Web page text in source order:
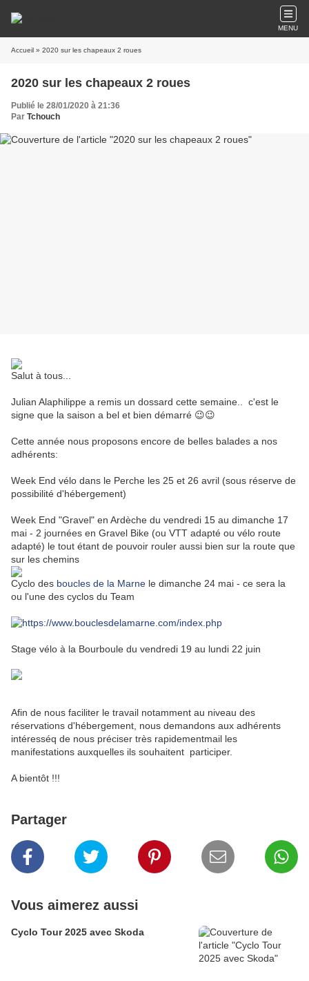
MENU
Accueil » 2020 sur les chapeaux 2 roues
2020 sur les chapeaux 2 roues
Publié le 28/01/2020 à 21:36
Par Tchouch
Salut à tous...
Julian Alaphilippe a remis un dossard cette semaine.. c'est le
signe que la saison a bel et bien démarré 😉😉
Cette année nous proposons encore de belles balades a nos
adhérents:
Week End vélo dans le Perche les 25 et 26 avril (sous réserve de
possibilité d'hébergement)
Week End "Gravel" en Ardèche du vendredi 15 au dimanche 17
mai - 2 journées en Gravel Bike (ou VTT adapté ou vélo route
adapté) le tout étant de pouvoir rouler aussi bien sur la route que
sur les chemins
Cyclo des boucles de la Marne le dimanche 24 mai - ce sera la
ou l'une des cyclos du Team
Stage vélo à la Bourboule du vendredi 19 au lundi 22 juin
Afin de nous faciliter le travail notamment au niveau des
réservations d'hébergement, nous demandons aux adhérents
intéresséq de nous préciser très rapidementmail les
manifestations auxquelles ils souhaitent participer.
A bientôt !!!
Partager
Vous aimerez aussi
Cyclo Tour 2025 avec Skoda